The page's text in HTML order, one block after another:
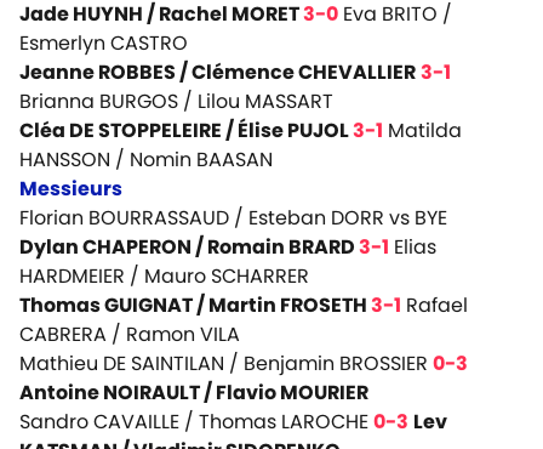
Jade HUYNH / Rachel MORET3-0 Eva BRITO /
Esmerlyn CASTRO
Jeanne ROBBES / Clémence CHEVALLIER3-1
Brianna BURGOS / Lilou MASSART
Cléa DE STOPPELEIRE / Élise PUJOL3-1 Matilda
HANSSON / Nomin BAASAN
Messieurs
Florian BOURRASSAUD / Esteban DORR vs BYE
Dylan CHAPERON / Romain BRARD3-1 Elias
HARDMEIER / Mauro SCHARRER
Thomas GUIGNAT / Martin FROSETH3-1 Rafael
CABRERA / Ramon VILA
Mathieu DE SAINTILAN / Benjamin BROSSIER 0-3
Antoine NOIRAULT / Flavio MOURIER
Sandro CAVAILLE / Thomas LAROCHE0-3 Lev